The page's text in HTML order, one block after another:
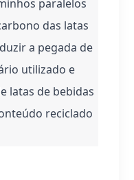
paralelos
das latas
a pegada de
utilizado e
latas de bebidas
reciclado